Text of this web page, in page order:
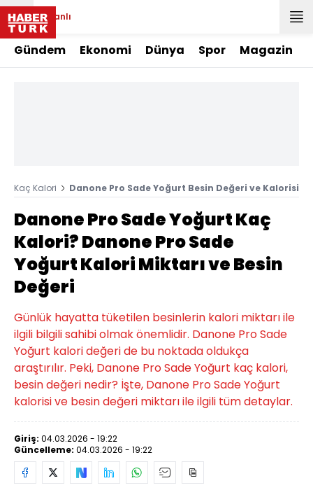
Canlı
Gündem Ekonomi Dünya Spor Magazin
Kaç Kalori Danone Pro Sade Yoğurt Besin Değeri ve Kalorisi
Danone Pro Sade Yoğurt Kaç
Kalori? Danone Pro Sade
Yoğurt Kalori Miktarı ve Besin
Değeri
Günlük hayatta tüketilen besinlerin kalori miktarı ile
ilgili bilgili sahibi olmak önemlidir. Danone Pro Sade
Yoğurt kalori değeri de bu noktada oldukça
araştırılır. Peki, Danone Pro Sade Yoğurt kaç kalori,
besin değeri nedir? İşte, Danone Pro Sade Yoğurt
kalorisi ve besin değeri miktarı ile ilgili tüm detaylar.
Giriş: 04.03.2026 - 19:22
Güncelleme: 04.03.2026 - 19:22